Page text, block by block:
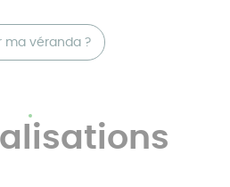
extérieurs. Votre annexe
elle n'en reste
ma véranda ?